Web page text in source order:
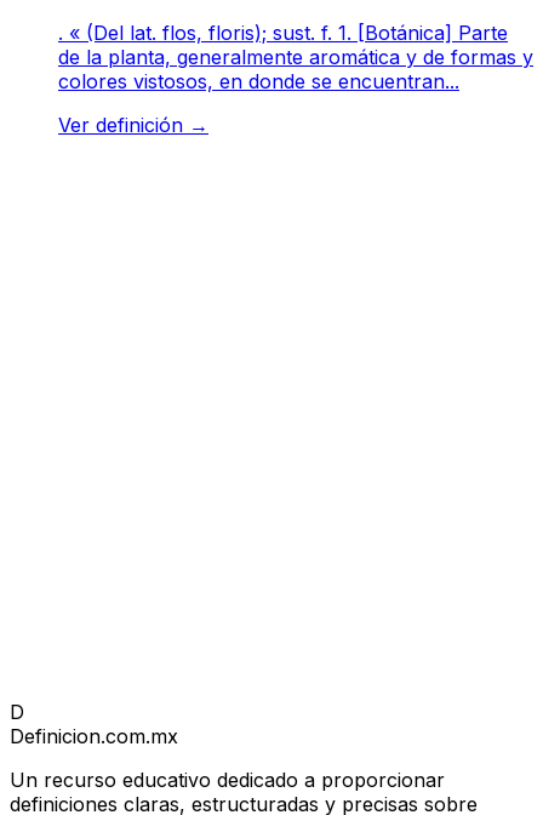
. « (Del lat. flos, floris); sust. f. 1. [Botánica] Parte
de la planta, generalmente aromática y de formas y
colores vistosos, en donde se encuentran...
Ver definición →
D
Definicion.com.mx
Un recurso educativo dedicado a proporcionar
definiciones claras, estructuradas y precisas sobre